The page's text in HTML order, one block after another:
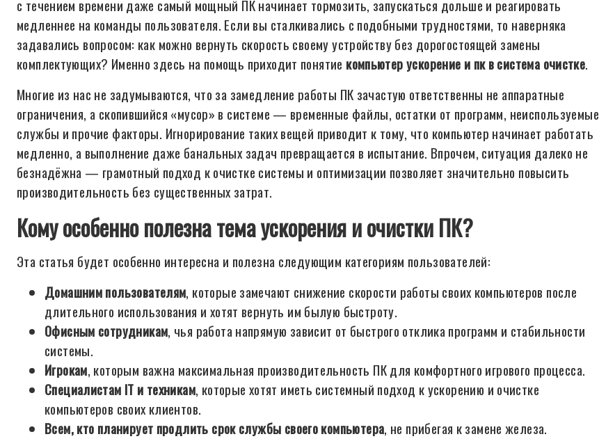
с течением времени даже самый мощный ПК начинает тормозить, запускаться дольше и реагировать
медленнее на команды пользователя. Если вы сталкивались с подобными трудностями, то наверняка
задавались вопросом: как можно вернуть скорость своему устройству без дорогостоящей замены
комплектующих? Именно здесь на помощь приходит понятие компьютер ускорение и пк в система очистке.
Многие из нас не задумываются, что за замедление работы ПК зачастую ответственны не аппаратные
ограничения, а скопившийся «мусор» в системе — временные файлы, остатки от программ, неиспользуемые
службы и прочие факторы. Игнорирование таких вещей приводит к тому, что компьютер начинает работать
медленно, а выполнение даже банальных задач превращается в испытание. Впрочем, ситуация далеко не
безнадёжна — грамотный подход к очистке системы и оптимизации позволяет значительно повысить
производительность без существенных затрат.
Кому особенно полезна тема ускорения и очистки ПК?
Эта статья будет особенно интересна и полезна следующим категориям пользователей:
Домашним пользователям, которые замечают снижение скорости работы своих компьютеров после
длительного использования и хотят вернуть им былую быстроту.
Офисным сотрудникам, чья работа напрямую зависит от быстрого отклика программ и стабильности
системы.
Игрокам, которым важна максимальная производительность ПК для комфортного игрового процесса.
Специалистам IT и техникам, которые хотят иметь системный подход к ускорению и очистке
компьютеров своих клиентов.
Всем, кто планирует продлить срок службы своего компьютера, не прибегая к замене железа.